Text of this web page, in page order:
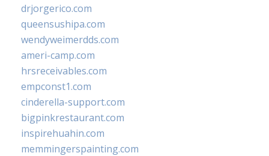
drjorgerico.com
queensushipa.com
wendyweimerdds.com
ameri-camp.com
hrsreceivables.com
empconst1.com
cinderella-support.com
bigpinkrestaurant.com
inspirehuahin.com
memmingerspainting.com